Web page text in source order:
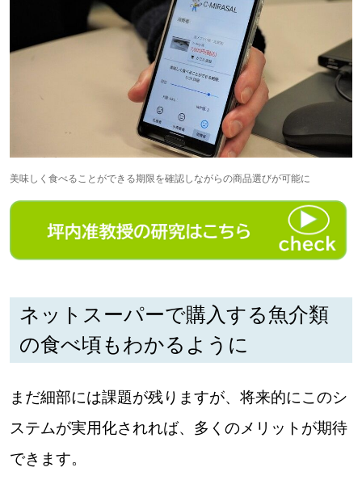
美味しく食べることができる期限を確認しながらの商品選びが可能に
ネットスーパーで購入する魚介類
の食べ頃もわかるように
まだ細部には課題が残りますが、将来的にこのシ
ステムが実用化されれば、多くのメリットが期待
できます。